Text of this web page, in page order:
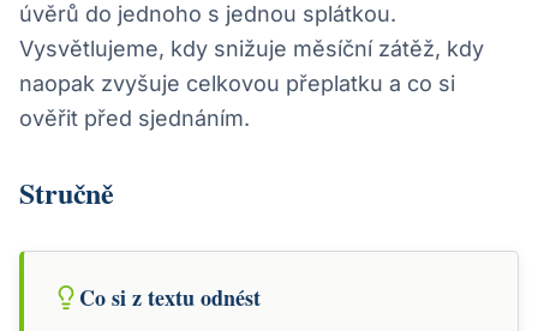
úvěrů do jednoho s jednou splátkou.
Vysvětlujeme, kdy snižuje měsíční zátěž, kdy
naopak zvyšuje celkovou přeplatku a co si
ověřit před sjednáním.
Stručně
Co si z textu odnést